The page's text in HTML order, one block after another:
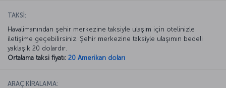
TAKSİ:
Havalimanından şehir merkezine taksiyle ulaşım için otelinizle
iletişime geçebilirsiniz. Şehir merkezine taksiyle ulaşımın bedeli
yaklaşık 20 dolardır.
Ortalama taksi fiyatı: 20 Amerikan doları
ARAÇ KİRALAMA: